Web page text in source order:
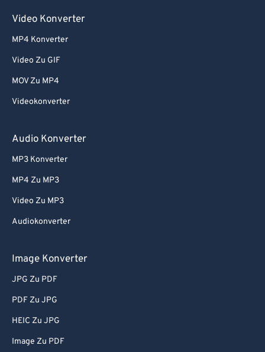
Video Konverter
MP4 Konverter
Video Zu GIF
MOV Zu MP4
Videokonverter
Audio Konverter
MP3 Konverter
MP4 Zu MP3
Video Zu MP3
Audiokonverter
Image Konverter
JPG Zu PDF
PDF Zu JPG
HEIC Zu JPG
Image Zu PDF